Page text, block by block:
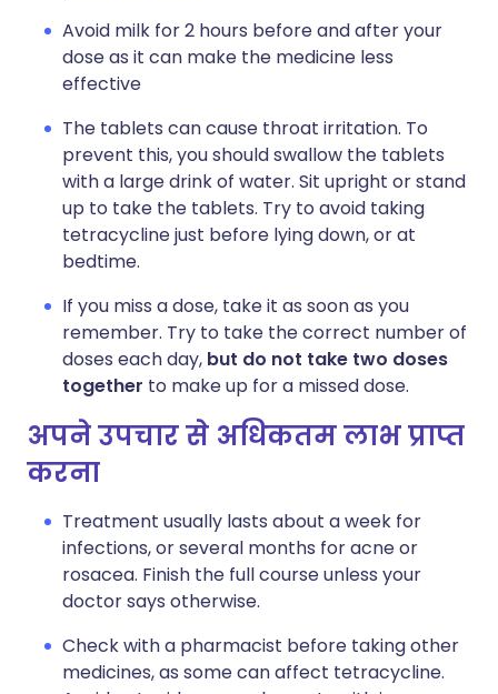
Avoid milk for 2 hours before and after your
dose as it can make the medicine less
effective
The tablets can cause throat irritation. To
prevent this, you should swallow the tablets
with a large drink of water. Sit upright or stand
up to take the tablets. Try to avoid taking
tetracycline just before lying down, or at
bedtime.
If you miss a dose, take it as soon as you
remember. Try to take the correct number of
doses each day, but do not take two doses
together to make up for a missed dose.
अपने उपचार से अधिकतम लाभ प्राप्त
करना
Treatment usually lasts about a week for
infections, or several months for acne or
rosacea. Finish the full course unless your
doctor says otherwise.
Check with a pharmacist before taking other
medicines, as some can affect tetracycline.